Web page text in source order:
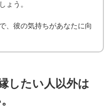
ょう。
、彼の気持ちがあなたに向
したい人以外は